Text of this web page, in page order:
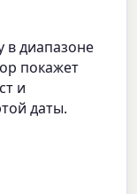
в диапазоне
покажет
и
даты.